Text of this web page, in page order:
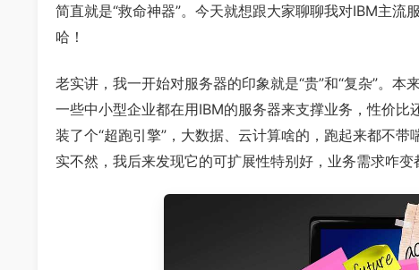
简直就是“救命神器”。今天就想跟大家聊聊我对IBM主
哈！
老实讲，我一开始对服务器的印象就是“贵”和“复杂”。
一些中小型企业都在用IBM的服务器来支撑业务，性价
装了个“超跑引擎”，大数据、云计算啥的，跑起来都不
实不然，我后来发现它的可扩展性特别好，业务需求咋变